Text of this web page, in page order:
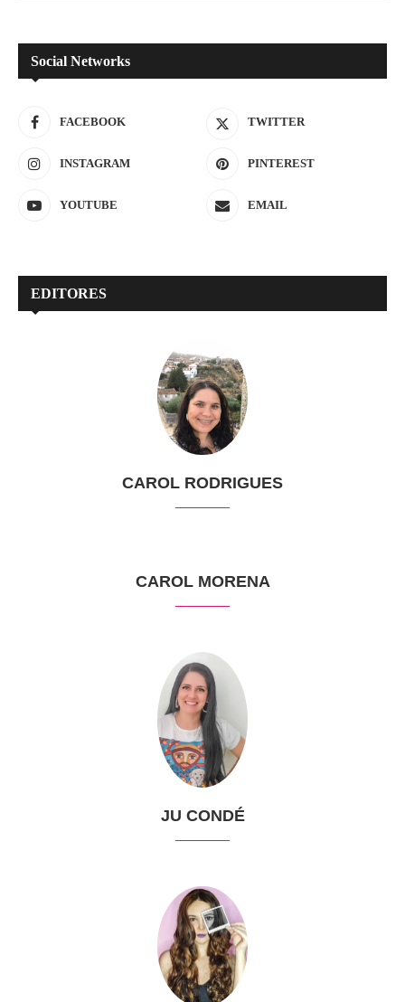
Social Networks
FACEBOOK TWITTER
INSTAGRAM PINTEREST
YOUTUBE EMAIL
EDITORES
CAROL RODRIGUES
CAROL MORENA
JU CONDÉ